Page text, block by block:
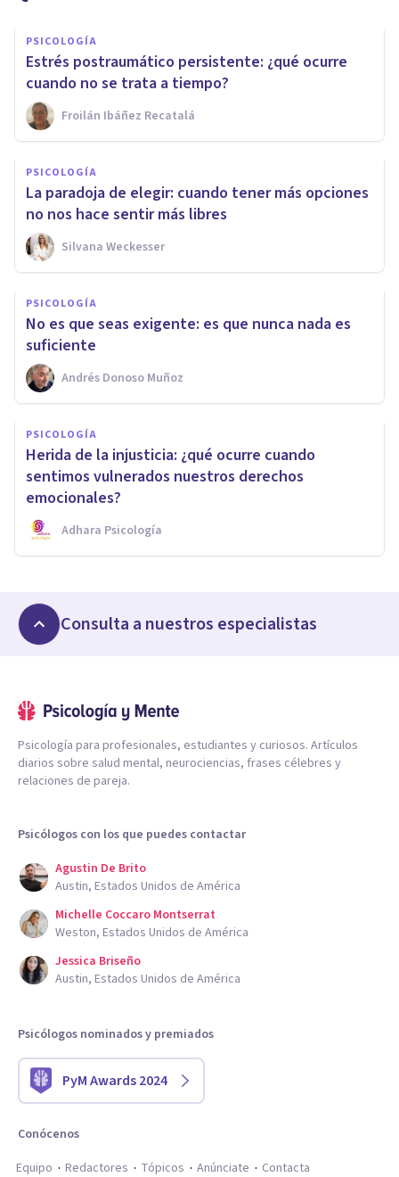
PSICOLOGÍA
Estrés postraumático persistente: ¿qué ocurre
cuando no se trata a tiempo?
Froilán Ibáñez Recatalá
PSICOLOGÍA
La paradoja de elegir: cuando tener más opciones
no nos hace sentir más libres
Silvana Weckesser
PSICOLOGÍA
No es que seas exigente: es que nunca nada es
suficiente
Andrés Donoso Muñoz
PSICOLOGÍA
Herida de la injusticia: ¿qué ocurre cuando
sentimos vulnerados nuestros derechos
emocionales?
Adhara Psicología
Consulta a nuestros especialistas
Psicología para profesionales, estudiantes y curiosos. Artículos
diarios sobre salud mental, neurociencias, frases célebres y
relaciones de pareja.
Psicólogos con los que puedes contactar
Agustin De Brito
Austin, Estados Unidos de América
Michelle Coccaro Montserrat
Weston, Estados Unidos de América
Jessica Briseño
Austin, Estados Unidos de América
Psicólogos nominados y premiados
PyM Awards 2024
Conócenos
Equipo
Redactores Tópicos Anúnciate Contacta